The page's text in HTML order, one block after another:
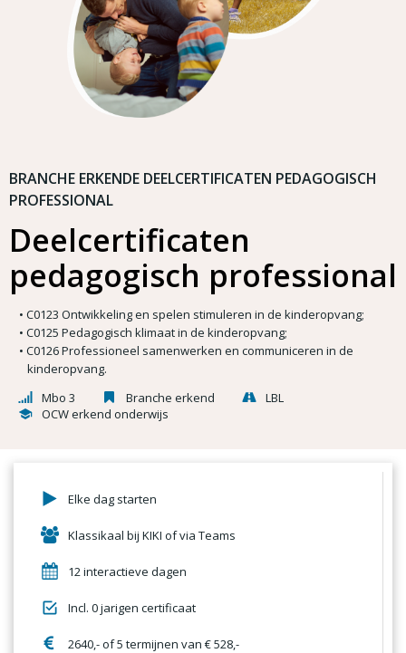
BRANCHE ERKENDE DEELCERTIFICATEN PEDAGOGISCH
PROFESSIONAL
Deelcertificaten
pedagogisch professional
C0123 Ontwikkeling en spelen stimuleren in de kinderopvang;
C0125 Pedagogisch klimaat in de kinderopvang;
C0126 Professioneel samenwerken en communiceren in de
kinderopvang.
Mbo 3
Branche erkend
LBL
OCW erkend onderwijs
Elke dag starten
Klassikaal bij KIKI of via Teams
12 interactieve dagen
Incl. 0 jarigen certificaat
2640,- of 5 termijnen van € 528,-